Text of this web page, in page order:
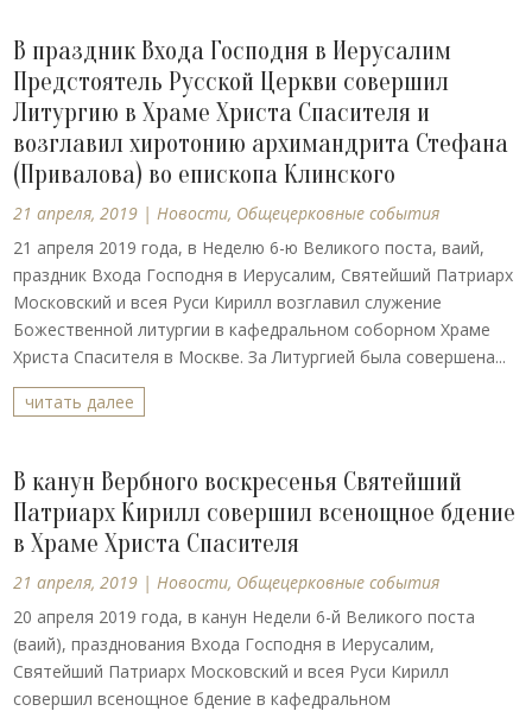
В праздник Входа Господня в Иерусалим
Предстоятель Русской Церкви совершил
Литургию в Храме Христа Спасителя и
возглавил хиротонию архимандрита Стефана
(Привалова) во епископа Клинского
21 апреля, 2019 |Новости, Общецерковные события
21 апреля 2019 года, в Неделю 6-ю Великого поста, ваий,
праздник Входа Господня в Иерусалим, Святейший Патриарх
Московский и всея Руси Кирилл возглавил служение
Божественной литургии в кафедральном соборном Храме
Христа Спасителя в Москве. За Литургией была совершена...
читать далее
В канун Вербного воскресенья Святейший
Патриарх Кирилл совершил всенощное бдение
в Храме Христа Спасителя
21 апреля, 2019 |Новости, Общецерковные события
20 апреля 2019 года, в канун Недели 6-й Великого поста
(ваий), празднования Входа Господня в Иерусалим,
Святейший Патриарх Московский и всея Руси Кирилл
совершил всенощное бдение в кафедральном